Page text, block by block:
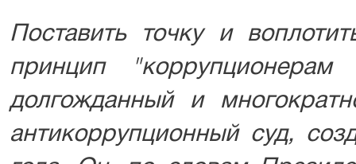
Поставить точку и
принцип
долгожданный и
антикоррупционный суд,